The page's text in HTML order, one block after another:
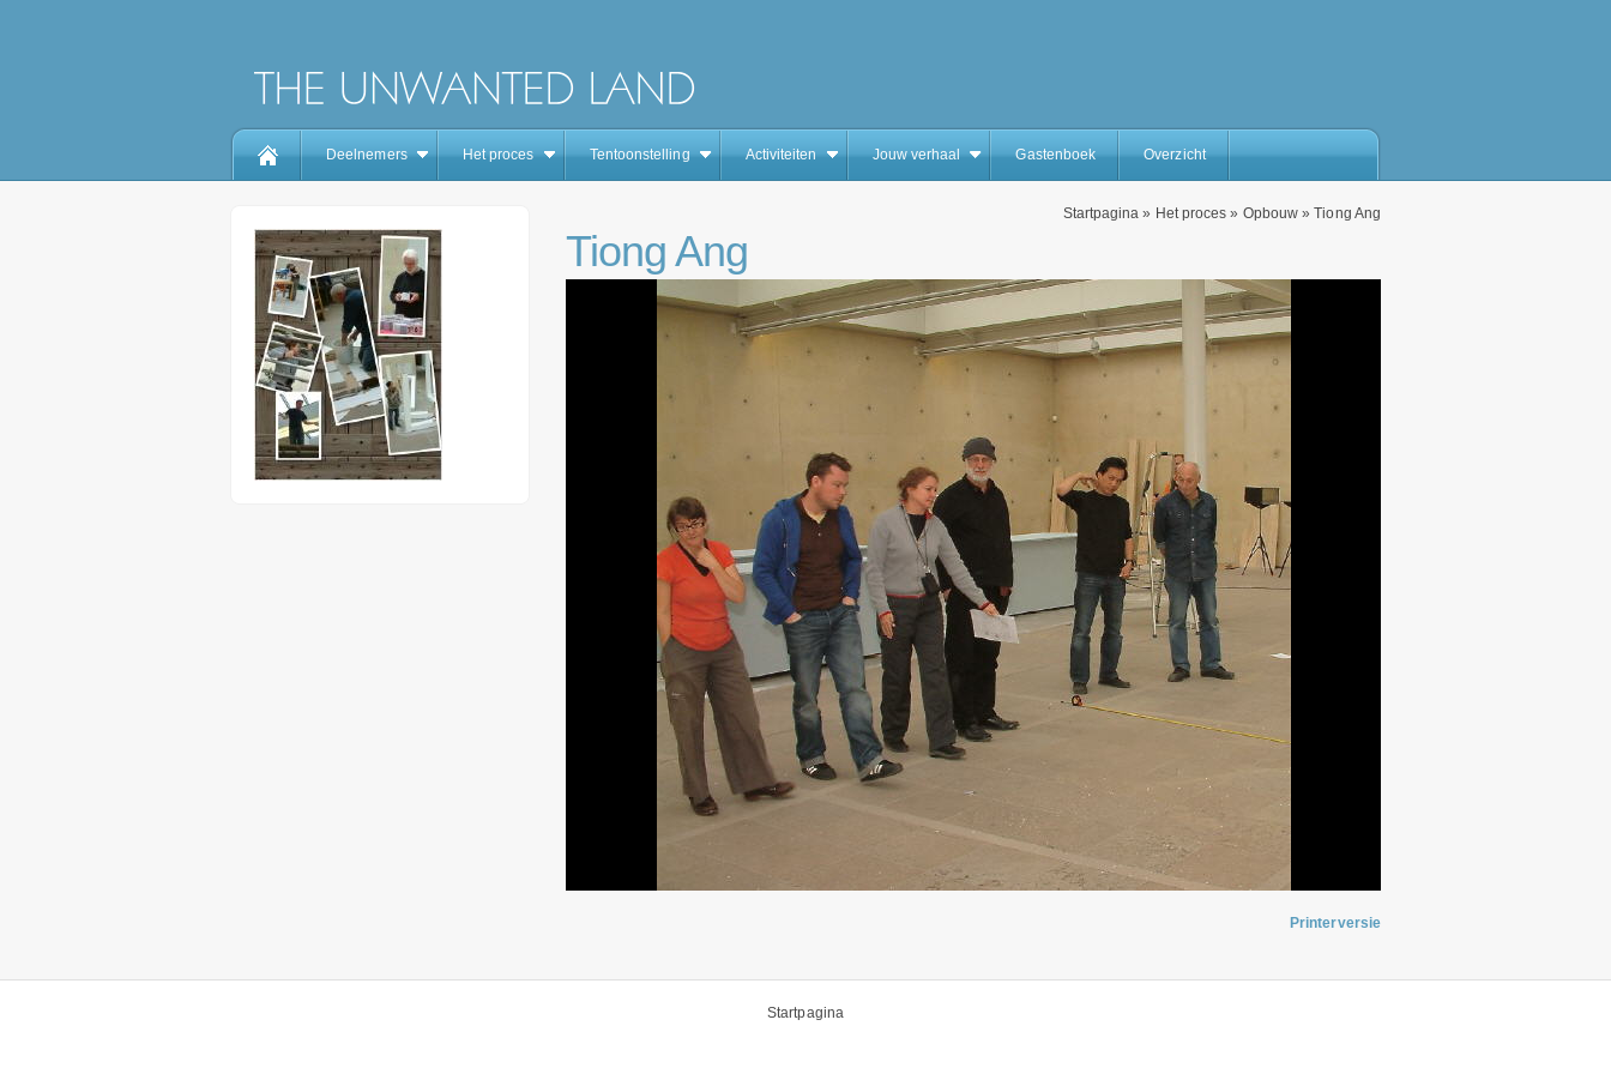
Deelnemers Het proces Tentoonstelling Activiteiten Jouw verhaal Gastenboek Overzicht
Startpagina » Het proces » Opbouw »Tiong Ang
Tiong Ang
Printerversie
Startpagina